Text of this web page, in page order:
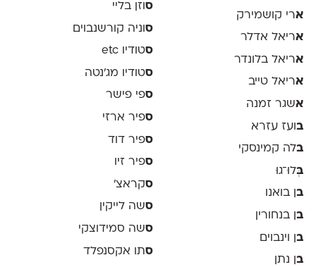
ארי קושמירק
אריאל אדלר
אריאל בלונדר
אריאל טייב
אשגר זמנה
בועז עזרא
בלה קמינסקי
בְּלוּ־גוּ
בן בואנו
בן בנחורין
בן וינבוים
בן נתן
ס וזן בליי
ס וניה קורשנבוים
סטודיו etc
סטודיו מג'נטה
ספי פישר
ספיר ארזי
ספיר דוד
ספיר זיו
סקראצ׳
סשה לייקין
סשה סמידוצקי
סתו אקסנפלד